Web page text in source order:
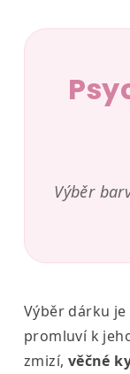
Výběr
Výběr dárku
promluví k
zmizí, věčné